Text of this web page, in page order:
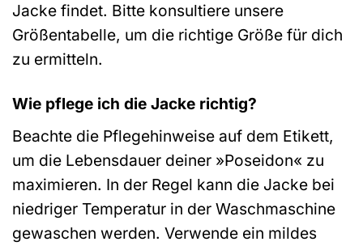
Jacke findet. Bitte konsultiere unsere
Größentabelle, um die richtige Größe für dich
zu ermitteln.
Wie pflege ich die Jacke richtig?
Beachte die Pflegehinweise auf dem Etikett,
um die Lebensdauer deiner »Poseidon« zu
maximieren. In der Regel kann die Jacke bei
niedriger Temperatur in der Waschmaschine
gewaschen werden. Verwende ein mildes